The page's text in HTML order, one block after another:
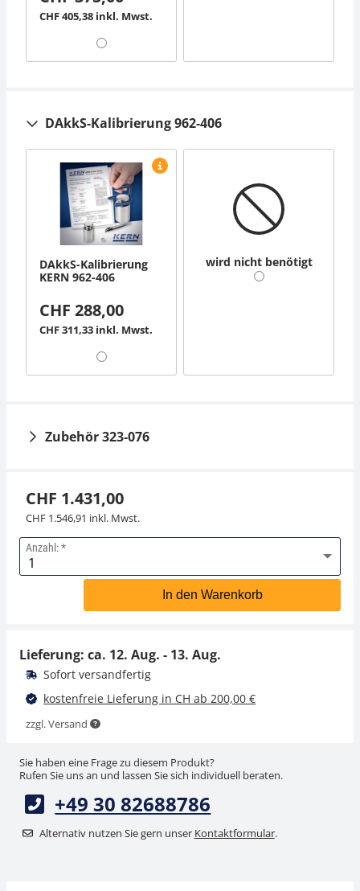
CHF 405,38 inkl. Mwst.
DAkkS-Kalibrierung 962-406
DAkkS-Kalibrierung
KERN 962-406
CHF 288,00
CHF 311,33 inkl. Mwst.
wird nicht benötigt
Zubehör 323-076
Aluminiumgeschütztes
CHF 183,88 inkl. Mwst.
CHF 1.431,00
CHF 1.546,91 inkl. Mwst.
Anzahl:
In den Warenkorb
Lieferung: ca. 12. Aug. - 13. Aug.
Sofort versandfertig
kostenfreie Lieferung in CH ab 200,00 €
zzgl. Versand
Sie haben eine Frage zu diesem Produkt?
Rufen Sie uns an und lassen Sie sich individuell beraten.
+49 30 82688786
Alternativ nutzen Sie gern unser Kontaktformular.